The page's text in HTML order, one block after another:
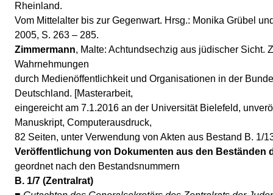
Rheinland.
Vom Mittelalter bis zur Gegenwart. Hrsg.: Monika Grübel
2005, S. 263 – 285.
Zimmermann, Malte: Achtundsechzig aus jüdischer Sicht.
Wahrnehmungen
durch Medienöffentlichkeit und Organisationen in der
Deutschland. [Masterarbeit,
eingereicht am 7.1.2016 an der Universität Bielefeld,
Manuskript, Computerausdruck,
82 Seiten, unter Verwendung von Akten aus Bestand B. 1/
Veröffentlichung von Dokumenten aus den Beständen
geordnet nach den Bestandsnummern
B. 1/7 (Zentralrat)